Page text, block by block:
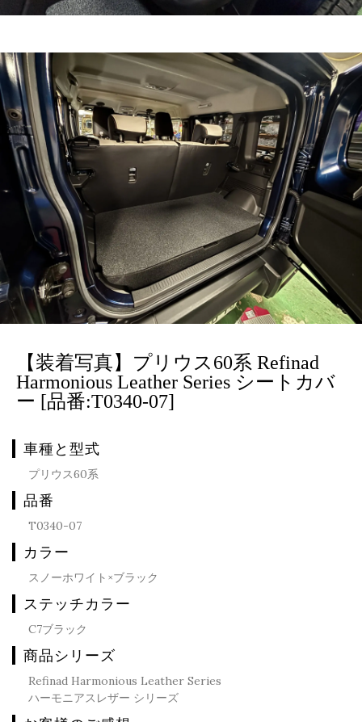
【装着写真】プリウス60系 Refinad
Harmonious Leather Series シートカバ
ー [品番:T0340-07]
車種と型式
プリウス60系
品番
T0340-07
カラー
スノーホワイト×ブラック
ステッチカラー
C7ブラック
商品シリーズ
Refinad Harmonious Leather Series
ハーモニアスレザー シリーズ